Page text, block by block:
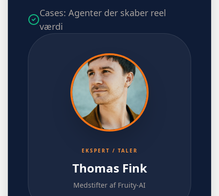
Cases: Agenter der skaber reel
værdi
EKSPERT / TALER
Thomas Fink
Medstifter af Fruity-AI